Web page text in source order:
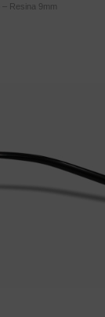
Cachimbo
Resina 9mm